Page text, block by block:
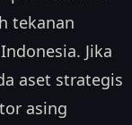
tekanan
Jika
aset strategis
asing